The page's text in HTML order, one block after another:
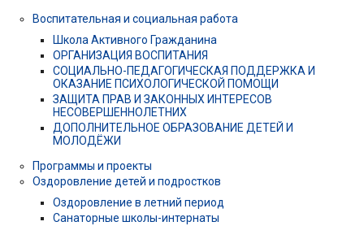
Воспитательная и социальная работа
Школа Активного Гражданина
ОРГАНИЗАЦИЯ ВОСПИТАНИЯ
СОЦИАЛЬНО-ПЕДАГОГИЧЕСКАЯ ПОДДЕРЖКА И
ОКАЗАНИЕ ПСИХОЛОГИЧЕСКОЙ ПОМОЩИ
ЗАЩИТА ПРАВ И ЗАКОННЫХ ИНТЕРЕСОВ
НЕСОВЕРШЕННОЛЕТНИХ
ДОПОЛНИТЕЛЬНОЕ ОБРАЗОВАНИЕ ДЕТЕЙ И
МОЛОДЁЖИ
Программы и проекты
Оздоровление детей и подростков
Оздоровление в летний период
Санаторные школы-интернаты